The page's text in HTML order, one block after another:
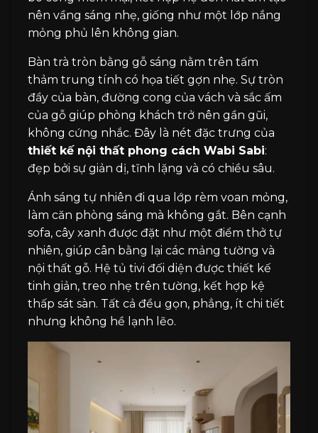
nên vầng sáng nhẹ, giống như một lớp nắng
mỏng phủ lên không gian.
Bàn trà tròn bằng gỗ sáng nằm trên tấm
thảm trung tính có họa tiết gợn nhẹ. Sự tròn
đầy của bàn, đường cong của vách và sắc ấm
của gỗ giúp phòng khách trở nên gần gũi,
không cứng nhắc. Đây là nét đặc trưng của
thiết kế nội thất phong cách Wabi Sabi:
đẹp bởi sự giản dị, tĩnh lặng và có chiều sâu.
Ánh sáng tự nhiên đi qua lớp rèm voan mỏng,
làm căn phòng sáng mà không gắt. Bên cạnh
sofa, cây xanh được đặt như một điểm thở tự
nhiên, giúp cân bằng lại các mảng tường và
nội thất gỗ. Hệ tủ tivi đối diện được thiết kế
tinh giản, treo nhẹ trên tường, kết hợp kệ
thấp sát sàn. Tất cả đều gọn, phẳng, ít chi tiết
nhưng không hề lạnh lẽo.